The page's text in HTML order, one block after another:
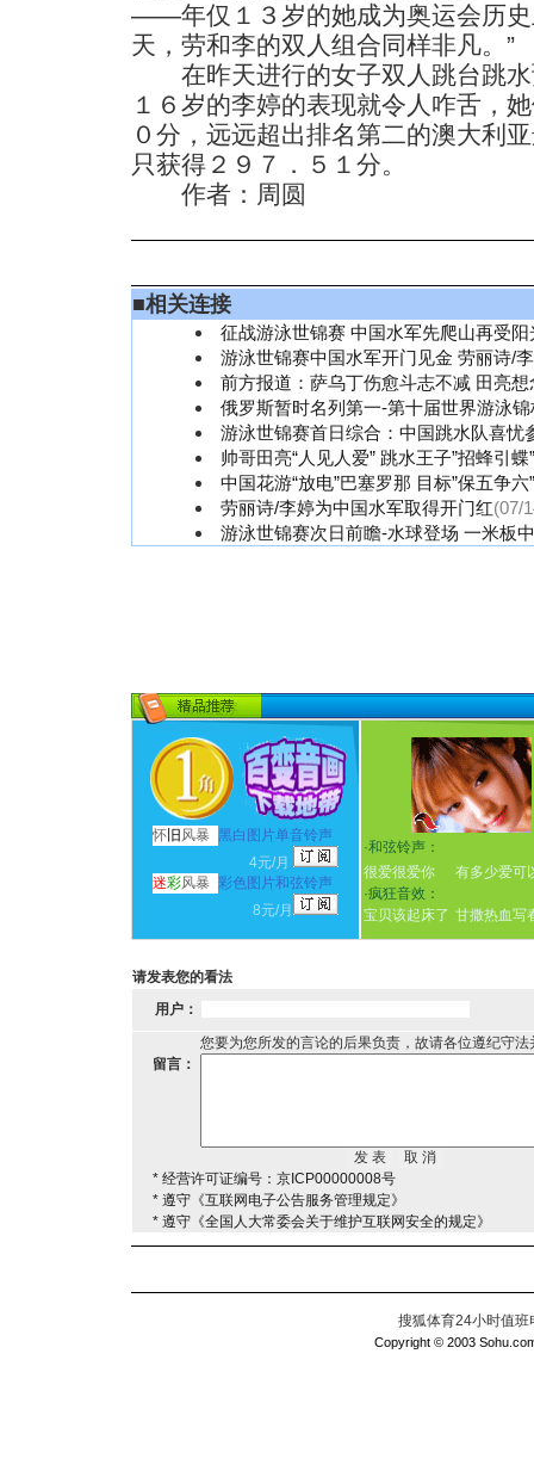
——年仅１３岁的她成为奥运会历史
天，劳和李的双人组合同样非凡。”
在昨天进行的女子双人跳台跳水
１６岁的李婷的表现就令人咋舌，
０分，远远超出排名第二的澳大利
只获得２９７．５１分。
作者：周圆
■相关连接
征战游泳世锦赛 中国水军先爬山再受阳
游泳世锦赛中国水军开门见金 劳丽诗/
前方报道：萨乌丁伤愈斗志不减 田亮
俄罗斯暂时名列第一-第十届世界游泳
游泳世锦赛首日综合：中国跳水队喜忧
帅哥田亮“人见人爱” 跳水王子”招蜂引蝶
中国花游“放电”巴塞罗那 目标”保五争六
劳丽诗/李婷为中国水军取得开门红(07/
游泳世锦赛次日前瞻-水球登场 一米板
怀 旧 风暴
黑白图片单音铃声
4元/月
迷彩风暴 彩色图片和弦铃声
8元/月
·和弦铃声：
很爱很爱你
有多少爱可
·疯狂音效：
宝贝该起床了 甘撒热血写
请发表您的看法
用户：
您要为您所发的言论的后果负责，故请各位遵纪守
留言：
* 经营许可证编号：京ICP00000008号
* 遵守《互联网电子公告服务管理规定》
* 遵守《全国人大常委会关于维护互联网安全的规定》
搜狐体育24小时值
Copyright © 2003